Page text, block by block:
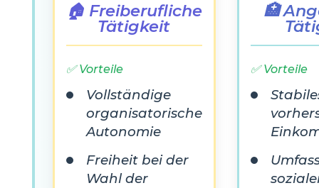
🏠 Freiberufliche
Tätigkeit
✅ Vorteile
Vollständige
organisatorische
Autonomie
Freiheit bei der
Wahl der
🏥
✅ Vorteile